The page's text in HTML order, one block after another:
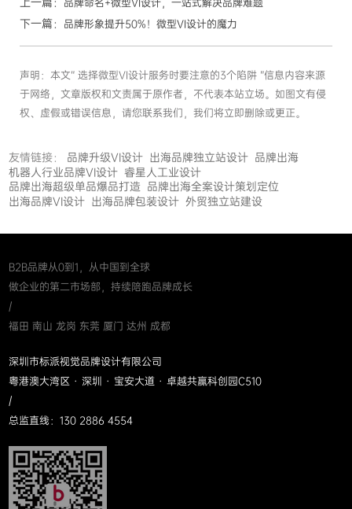
下一篇： 品牌形象提升50%！微型VI设计的魔力
声明：本文“ 选择微型VI设计服务时要注意的3个陷阱 ”信息内容来源
于网络，文章版权和文责属于原作者，不代表本站立场。如图文有侵
权、虚假或错误信息，请您联系我们，我们将立即删除或更正。
友情链接： 品牌升级VI设计 出海品牌独立站设计 品牌出海
机器人行业品牌VI设计 睿星人工业设计
品牌出海超级单品爆品打造 品牌出海全案设计策划定位
出海品牌VI设计 出海品牌包装设计 外贸独立站建设
B2B品牌从0到1，从中国到全球
做企业的第二市场部，持续陪跑品牌成长
/
福田 南山 龙岗 东莞 厦门 达州 成都
深圳市标派视觉品牌设计有限公司
粤港澳大湾区 · 深圳 · 宝安大道 · 卓越共赢科创园C510
/
总监直线：130 2886 4554